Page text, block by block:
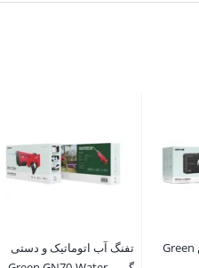
دوربین دیجیتال گرین Green
تفنگ آب اتوماتیک و دستی